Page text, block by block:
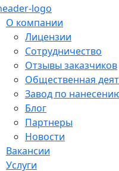
О компании
Лицензии
Сотрудничество
Отзывы заказчиков
Общественная
Завод по
Блог
Партнеры
Новости
Вакансии
Услуги